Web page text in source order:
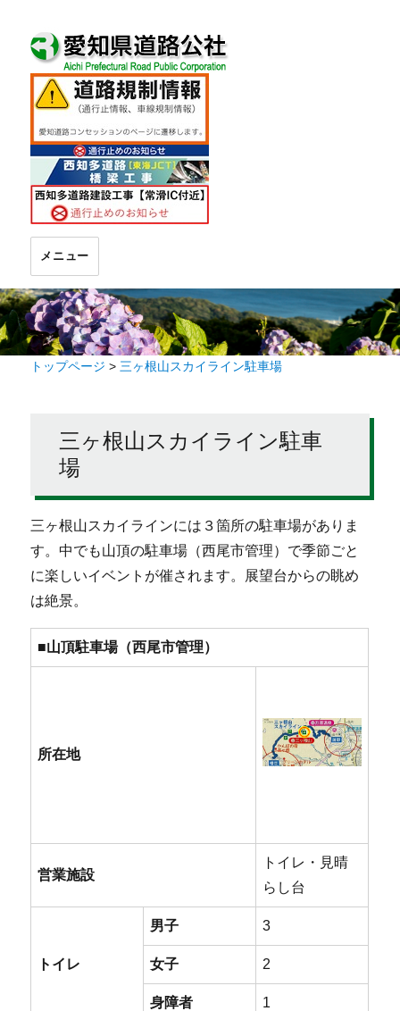
メニュー
トップページ > 三ヶ根山スカイライン駐車場
三ヶ根山スカイライン駐車
場
三ヶ根山スカイラインには３箇所の駐車場がありま
す。中でも山頂の駐車場（西尾市管理）で季節ごと
に楽しいイベントが催されます。展望台からの眺め
は絶景。
■山頂駐車場（西尾市管理）
所在地
営業施設
トイレ・見晴
らし台
トイレ
男子 3
女子 2
身障者 1